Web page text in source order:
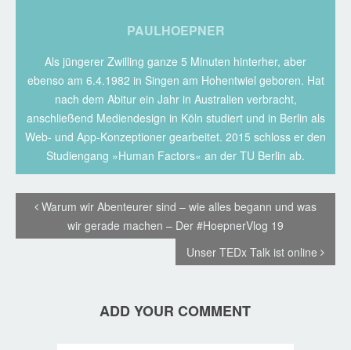
PAULHOEPNER
Als jüngerer Zwilling ganze 5 Minuten hinterher, aber
ebenso am 6.4.1982 in Singen am Hohentwiel geboren. Hat
nach dem Abitur ein Jahr in Australien verbracht,
anschließend Mediendesign in Köln studiert und in Berlin als
Web- und App-Konzeptioner gearbeitet. 2015 schloss er den
Studiengang »Human Factors« an der TU Berlin ab.
Warum wir Abenteurer sind – wie alles begann und was
wir gerade machen – Der #HoepnerVlog 19
Unser TEDx Talk ist online
ADD YOUR COMMENT